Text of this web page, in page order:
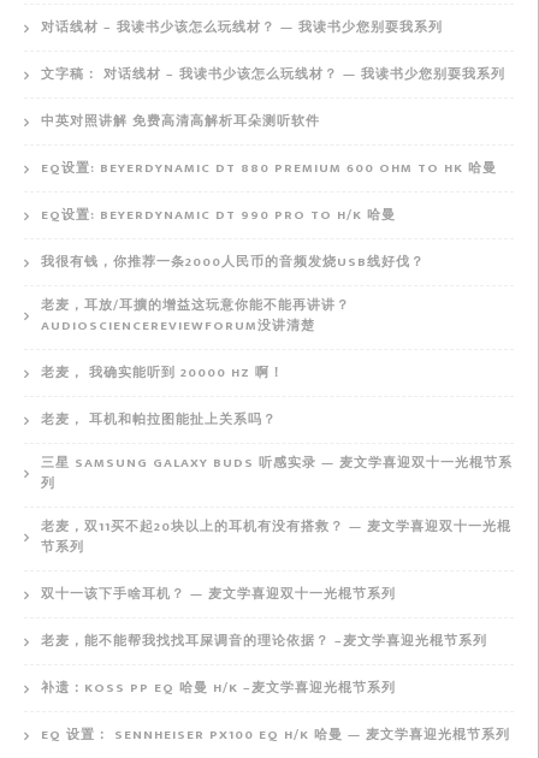
对话线材 – 我读书少该怎么玩线材？ — 我读书少您别耍我系列
文字稿： 对话线材 – 我读书少该怎么玩线材？ — 我读书少您别耍我系列
中英对照讲解 免费高清高解析耳朵测听软件
EQ设置: BEYERDYNAMIC DT 880 PREMIUM 600 OHM TO HK 哈曼
EQ设置: BEYERDYNAMIC DT 990 PRO TO H/K 哈曼
我很有钱，你推荐一条2000人民币的音频发烧USB线好伐？
老麦，耳放/耳擴的增益这玩意你能不能再讲讲？
AUDIOSCIENCEREVIEWFORUM没讲清楚
老麦， 我确实能听到 20000 HZ 啊！
老麦， 耳机和帕拉图能扯上关系吗？
三星 SAMSUNG GALAXY BUDS 听感实录 — 麦文学喜迎双十一光棍节系
列
老麦，双11买不起20块以上的耳机有没有搭救？ — 麦文学喜迎双十一光棍
节系列
双十一该下手啥耳机？ — 麦文学喜迎双十一光棍节系列
老麦，能不能帮我找找耳屎调音的理论依据？ –麦文学喜迎光棍节系列
补遗：KOSS PP EQ 哈曼 H/K –麦文学喜迎光棍节系列
EQ 设置： SENNHEISER PX100 EQ H/K 哈曼 — 麦文学喜迎光棍节系列